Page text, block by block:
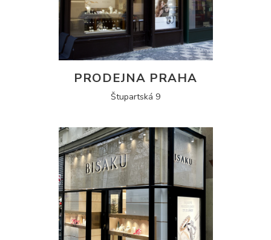
PRODEJNA PRAHA
Štupartská 9